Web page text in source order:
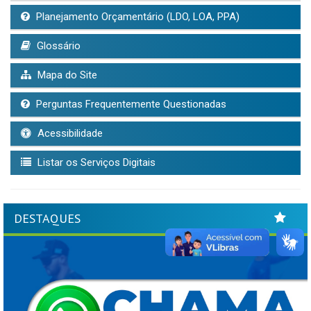
Planejamento Orçamentário (LDO, LOA, PPA)
Glossário
Mapa do Site
Perguntas Frequentemente Questionadas
Acessibilidade
Listar os Serviços Digitais
DESTAQUES